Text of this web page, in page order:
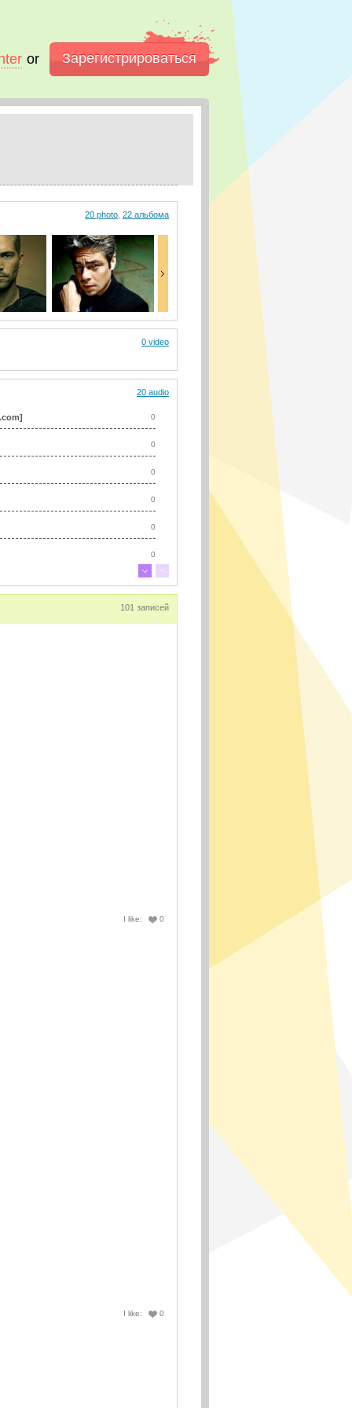
or Зарегистрироваться
20 photo 22 альбома
0 video
20 audio
0
0
0
0
0
0
0
101 записей
0
I like:
0
I like: